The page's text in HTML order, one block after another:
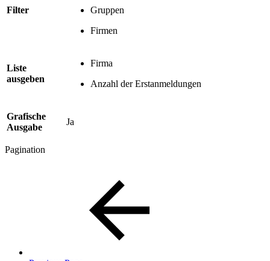
Filter
Gruppen
Firmen
Liste
ausgeben
Firma
Anzahl der Erstanmeldungen
Grafische
Ausgabe
Ja
Pagination